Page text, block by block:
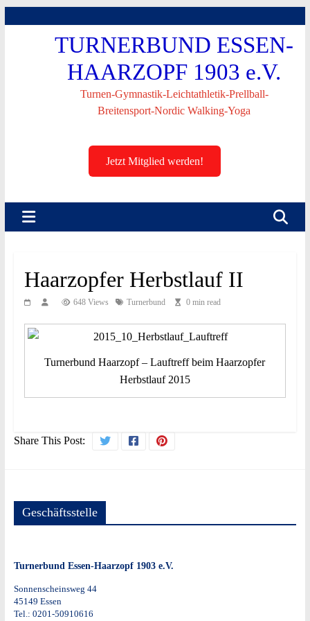
TURNERBUND ESSEN-
HAARZOPF 1903 e.V.
Turnen-Gymnastik-Leichtathletik-Prellball-
Breitensport-Nordic Walking-Yoga
Jetzt Mitglied werden!
Haarzopfer Herbstlauf II
648 Views Turnerbund 0 min read
Turnerbund Haarzopf – Lauftreff beim Haarzopfer
Herbstlauf 2015
Share This Post:
Geschäftsstelle
Turnerbund Essen-Haarzopf 1903 e.V.
Sonnenscheinsweg 44
45149 Essen
Tel.: 0201-50910616